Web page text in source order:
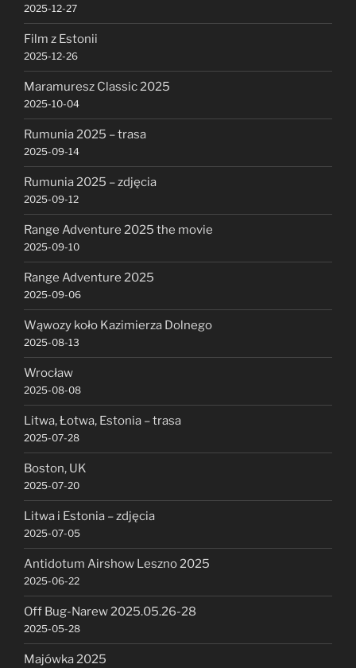
2025-12-27
Film z Estonii
2025-12-26
Maramuresz Classic 2025
2025-10-04
Rumunia 2025 – trasa
2025-09-14
Rumunia 2025 – zdjęcia
2025-09-12
Range Adventure 2025 the movie
2025-09-10
Range Adventure 2025
2025-09-06
Wąwozy koło Kazimierza Dolnego
2025-08-13
Wrocław
2025-08-08
Litwa, Łotwa, Estonia – trasa
2025-07-28
Boston, UK
2025-07-20
Litwa i Estonia – zdjęcia
2025-07-05
Antidotum Airshow Leszno 2025
2025-06-22
Off Bug-Narew 2025.05.26-28
2025-05-28
Majówka 2025